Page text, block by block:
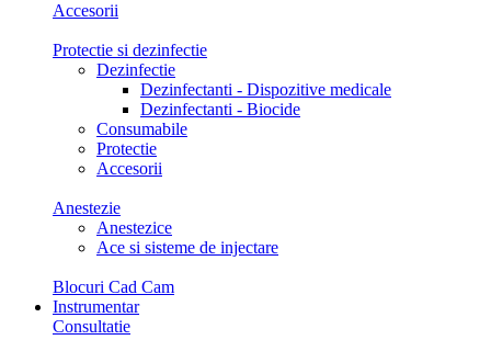
Accesorii
Protectie si dezinfectie
Dezinfectie
Dezinfectanti - Dispozitive medicale
Dezinfectanti - Biocide
Consumabile
Protectie
Accesorii
Anestezie
Anestezice
Ace si sisteme de injectare
Blocuri Cad Cam
Instrumentar
Consultatie